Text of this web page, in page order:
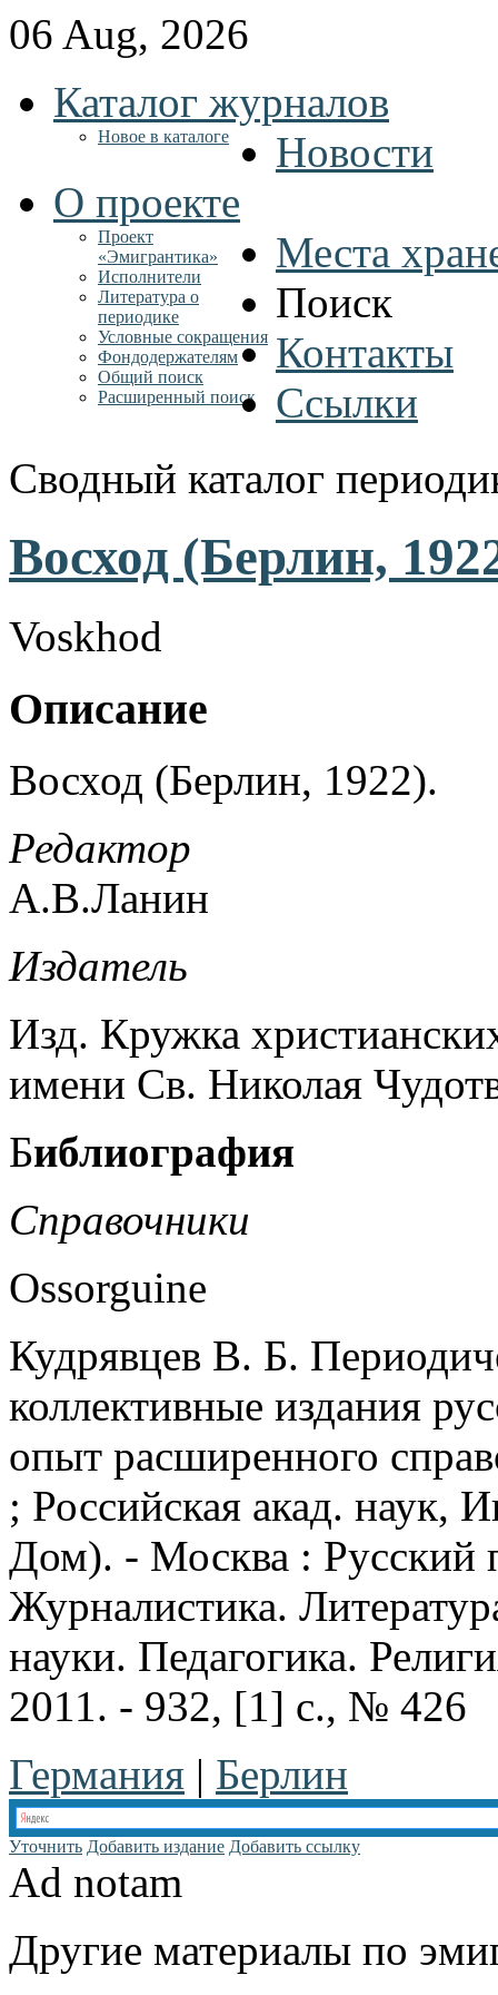
06 Aug, 2026
Каталог журналов
Новое в каталоге
Новости
О проекте
Проект
«Эмигрантика»
Исполнители
Литература о
периодике
Условные сокращения
Фондодержателям
Места
Поиск
Общий поиск
Расширенный поиск
Контакты
Ссылки
Сводный каталог
Восход (Берлин,
Voskhod
Описание
Восход (Берлин, 1922).
Редактор
А.В.Ланин
Издатель
Изд. Кружка
имени Св. Николая
Библиография
Справочники
Ossorguine
Кудрявцев В. Б.
коллективные издания
опыт расширенного
; Российская акад. наук,
Дом). - Москва : Русский
Журналистика.
науки. Педагогика.
2011. - 932, [1] с., № 426
Германия | Берлин
Уточнить Добавить издание Добавить ссылку
Ad notam
Другие материалы по